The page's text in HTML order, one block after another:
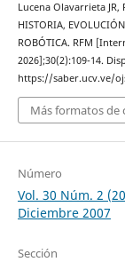
Lucena Olavarrieta JR,
HISTORIA,
ROBÓTICA. RFM
2026];30(2):109-14.
https://saber.ucv.ve/
Más formatos de
Número
Vol. 30 Núm. 2
Diciembre 2007
Sección